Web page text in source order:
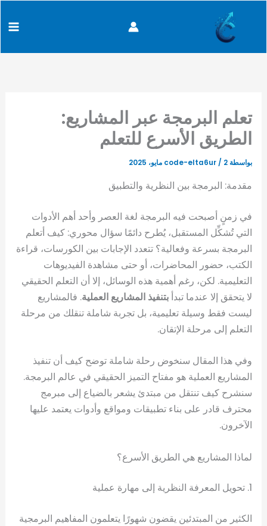
تعلم البرمجة عبر المشاريع:
الطريق الأسرع للتعلم
بواسطة code-elta6ur / 2 مايو، 2025
مقدمة: البرمجة بين النظرية والتطبيق
في زمنٍ أصبحت فيه البرمجة لغة العصر وأحد أهم الأدوات
التي تُشكِّل المستقبل، يُطرح دائمًا سؤال محوري: كيف أتعلم
البرمجة بسرعة وفعالية؟ تتعدد الإجابات بين الكورسات، قراءة
الكتب، حضور المحاضرات، أو حتى مشاهدة الفيديوهات
التعليمية. لكن، رغم أهمية هذه الوسائل، إلا أن التعلم الحقيقي
لا يتحقق إلا عندما تبدأبتنفيذ المشاريع العملية. فالمشاريع
ليست فقط وسيلة تعليمية، بل تجربة شاملة تنقلك من مرحلة
التعلم إلى مرحلة الإتقان.
وفي هذا المقال سنخوض رحلة شاملة توضح كيف أن تنفيذ
المشاريع العملية هو مفتاح التميز الحقيقي في عالم البرمجة.
سنشرح كيف تنتقل من مبتدئ يشعر بالضياع إلى مبرمج
محترف قادر على بناء تطبيقات ومواقع وأدوات يعتمد عليها
الآخرون.
لماذا المشاريع هي الطريق الأسرع؟
1. تحويل المعرفة النظرية إلى مهارة عملية
الكثير من المبتدئين يقضون شهورًا يتعلمون المفاهيم البرمجية
بريدك
الإلكتروني...